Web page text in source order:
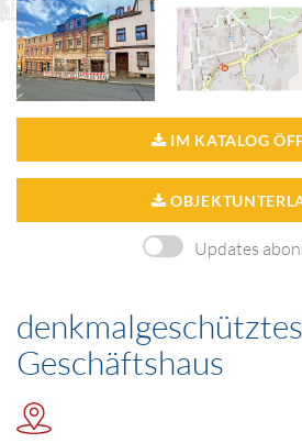
IM KATALOG
Updates
Geschäftshaus